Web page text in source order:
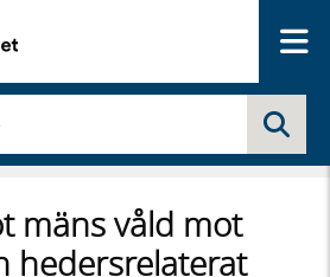
mäns våld mot
hedersrelaterat